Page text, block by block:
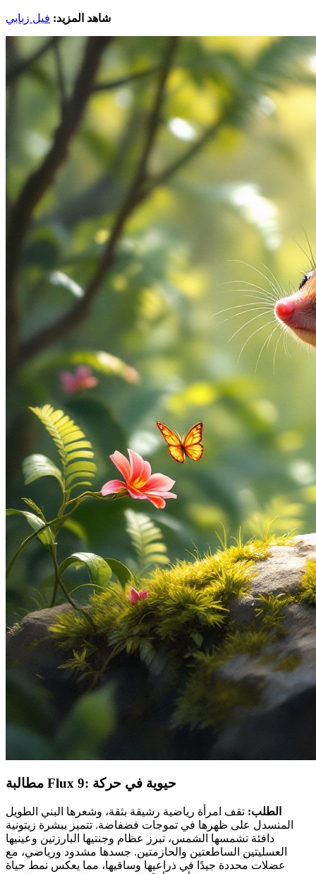
شاهد المزيد: فيل زبابي
مطالبة Flux 9: حيوية في حركة
الطلب: تقف امرأة رياضية رشيقة بثقة، وشعرها البني الطويل
المنسدل على ظهرها في تموجات فضفاضة. تتميز ببشرة زيتونية
دافئة تشمسها الشمس، تبرز عظام وجنتيها البارزتين وعينيها
العسليتين الساطعتين والحازمتين. جسدها مشدود ورياضي، مع
عضلات محددة جيدًا في ذراعيها وساقيها، مما يعكس نمط حياة